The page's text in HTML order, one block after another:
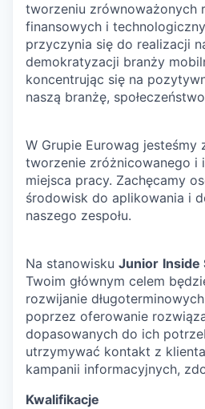
tworzeniu zrównoważonych
finansowych i
przyczynia się do realizacji
demokratyzacji branży
koncentrując się na
naszą branżę,
W Grupie Eurowag jesteśmy
tworzenie zróżnicowanego i
miejsca pracy. Zachęcamy
środowisk do aplikowania i
naszego zespołu.
Na stanowisku Junior Inside
Twoim głównym celem
rozwijanie
poprzez oferowanie
dopasowanych do ich
utrzymywać kontakt z
kampanii informacyjnych,
Kwalifikacje